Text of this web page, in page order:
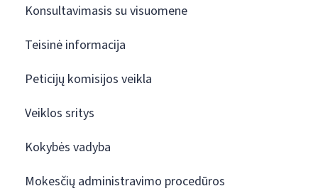
Konsultavimasis su visuomene
Teisinė informacija
Peticijų komisijos veikla
Veiklos sritys
Kokybės vadyba
Mokesčių administravimo procedūros